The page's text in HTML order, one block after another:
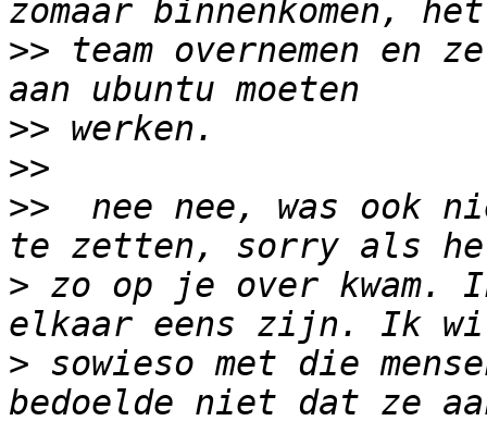
>> team overnemen en
>>
>>
>>
nee nee, was ook
> zo op je over kwam.
> sowieso met die